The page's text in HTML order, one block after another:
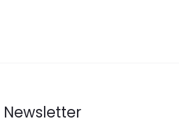
Newsletter